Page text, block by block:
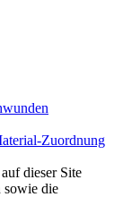
Zuordnung
dieser Site
sowie die